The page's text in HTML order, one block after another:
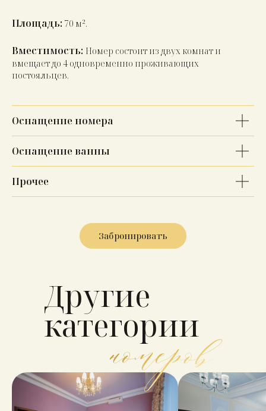
Площадь: 70 м².
Вместимость: Номер состоит из двух комнат и
вмещает до 4 одновременно проживающих
постояльцев.
Оснащение номера
Оснащение ванны
Прочее
Забронировать
Другие
категории